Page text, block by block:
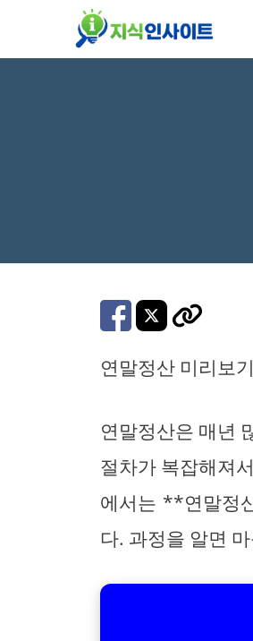
연말정산 미리보
연말정산은 매년
절차가 복잡해져
에서는 **연말정
다. 과정을 알면